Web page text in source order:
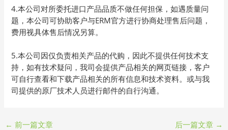
4.本公司对所委托进口产品品质不做任何担保，如遇质量问
题，本公司可协助客户与ERM官方进行协商处理售后问题，
费用视具体售后情况另算。
5.本公司因仅负责相关产品的代购，因此不提供任何技术支
持，如有技术疑问，我司会提供产品相关的网页链接，客户
可自行查看和下载产品相关的所有信息和技术资料。或与我
司提供的原厂技术人员进行邮件的自行沟通。
← 前一篇文章 后一篇文章 →